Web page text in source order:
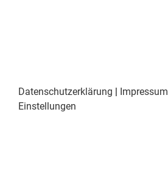
Datenschutzerklärung | Impressum
Einstellungen